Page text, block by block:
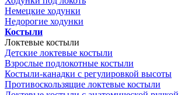
Немецкие ходунки
Недорогие ходунки
Костыли
Локтевые костыли
Детские локтевые костыли
Взрослые подлокотные костыли
Костыли-канадки с регулировкой высоты
Противоскользящие локтевые костыли